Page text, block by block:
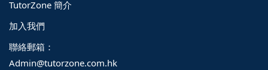
TutorZone 簡介
加入我們
聯絡郵箱：
Admin@tutorzone.com.hk